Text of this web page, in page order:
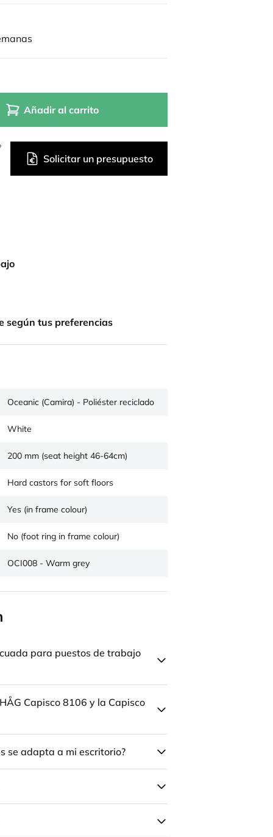
Añadir al carrito
Solicitar un presupuesto
según tus preferencias
Oceanic (Camira) - Poliéster reciclado
White
200 mm (seat height 46-64cm)
Hard castors for soft floors
Yes (in frame colour)
No (foot ring in frame colour)
OCI008 - Warm grey
para puestos de trabajo
Capisco 8106 y la Capisco
se adapta a mi escritorio?